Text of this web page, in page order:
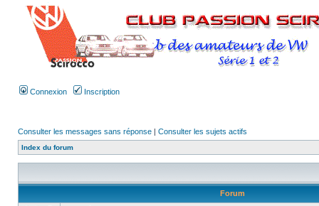
Connexion Inscription
Consulter les messages sans réponse | Consulter les sujets actifs
Index du forum
Forum